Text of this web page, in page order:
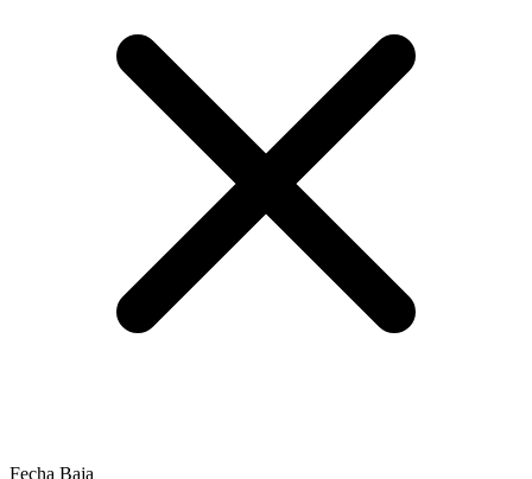
Fecha Baja